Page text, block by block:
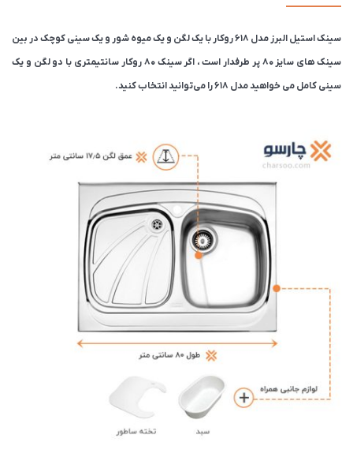
سینک استیل البرز مدل 618 روکار با یک لگن و یک میوه شور و یک سینی کوچک در بین
سینک های سایز ۸۰ پر طرفدار است ، اگر سینک ۸۰ روکار سانتیمتری با دو لگن و یک
سینی کامل می خواهید مدل 618 را می‌توانید انتخاب کنید.